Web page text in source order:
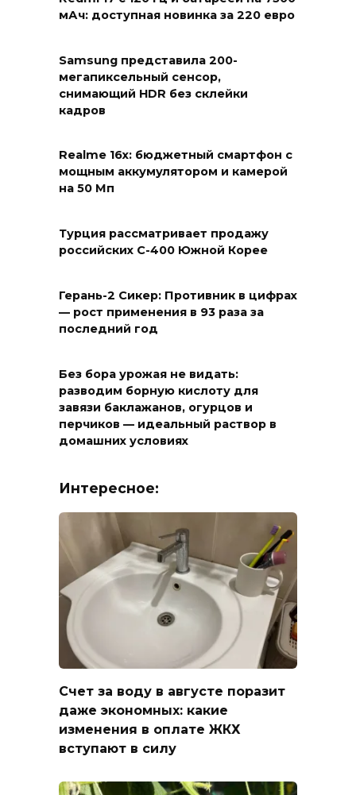
мАч: доступная новинка за 220 евро
Samsung представила 200-
мегапиксельный сенсор,
снимающий HDR без склейки
кадров
Realme 16x: бюджетный смартфон с
мощным аккумулятором и камерой
на 50 Мп
Турция рассматривает продажу
российских С-400 Южной Корее
Герань-2 Сикер: Противник в цифрах
— рост применения в 93 раза за
последний год
Без бора урожая не видать:
разводим борную кислоту для
завязи баклажанов, огурцов и
перчиков — идеальный раствор в
домашних условиях
Интересное:
Счет за воду в августе поразит
даже экономных: какие
изменения в оплате ЖКХ
вступают в силу